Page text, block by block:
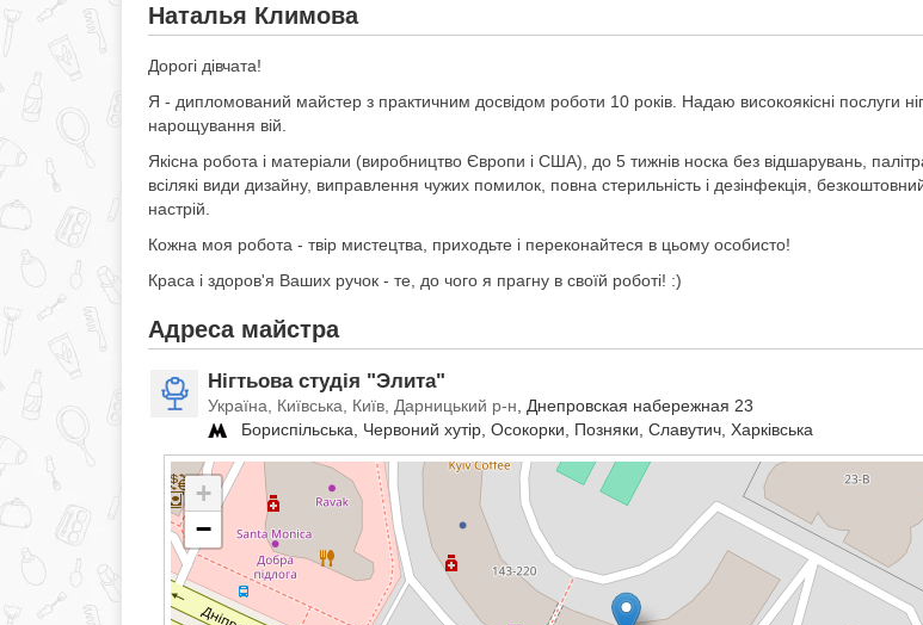
Наталья Климова
Дорогі дівчата!
Я - дипломований майстер з практичним досвідом роботи 10 років. Надаю високоякісні послуги
нарощування вій.
Якісна робота і матеріали (виробництво Європи і США), до 5 тижнів носка без відшарувань,
всілякі види дизайну, виправлення чужих помилок, повна стерильність і дезінфекція,
настрій.
Кожна моя робота - твір мистецтва, приходьте і переконайтеся в цьому особисто!
Краса і здоров'я Ваших ручок - те, до чого я прагну в своїй роботі! :)
Адреса майстра
Нігтьова студія "Элита"
Україна, Київська, Київ, Дарницький р-н, Днепровская набережная 23
Бориспільська, Червоний хутір, Осокорки, Позняки, Славутич, Харківська
+
−